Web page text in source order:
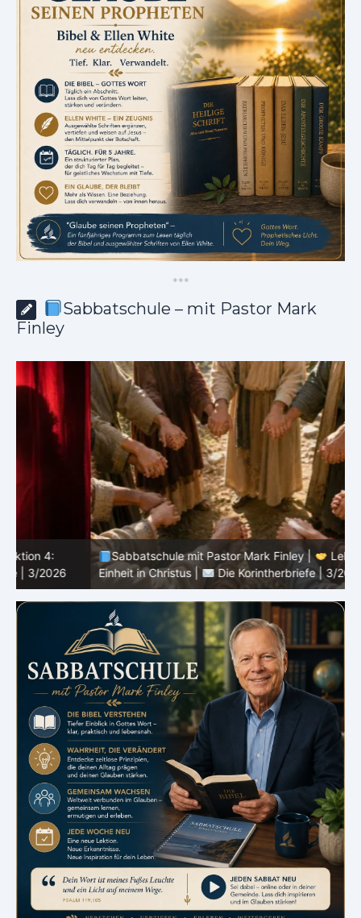
***
Sabbatschule – mit Pastor Mark
Finley
Sabbatschule mit Pastor Mark Finley |
Lektion 3:
Einheit in Christus |
Die Korintherbriefe | 3/2026